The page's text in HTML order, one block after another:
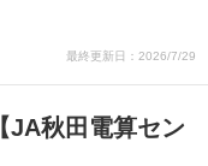
最終更新日：2026/7/29
JA秋田電算セン